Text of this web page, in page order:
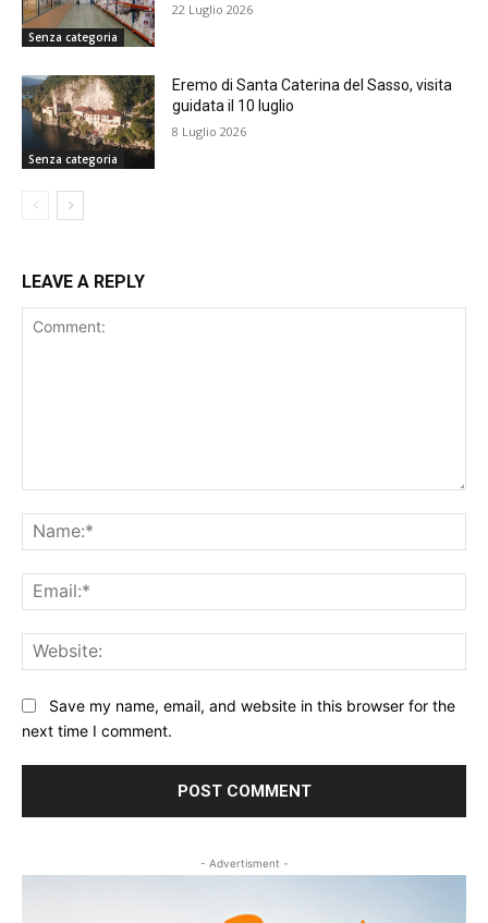
Senza categoria
22 Luglio 2026
Senza categoria
Eremo di Santa Caterina del Sasso, visita
guidata il 10 luglio
8 Luglio 2026
LEAVE A REPLY
Save my name, email, and website in this browser for the
next time I comment.
- Advertisment -